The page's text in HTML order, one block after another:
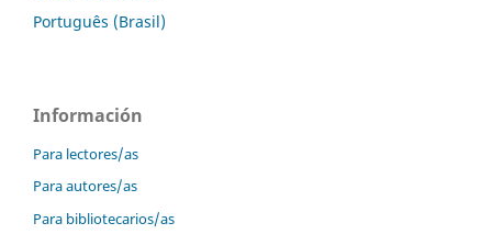
Português (Brasil)
Información
Para lectores/as
Para autores/as
Para bibliotecarios/as